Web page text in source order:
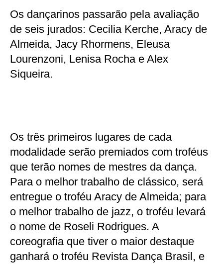
Os dançarinos passarão pela avaliação
de seis jurados: Cecilia Kerche, Aracy de
Almeida, Jacy Rhormens, Eleusa
Lourenzoni, Lenisa Rocha e Alex
Siqueira.
Os três primeiros lugares de cada
modalidade serão premiados com troféus
que terão nomes de mestres da dança.
Para o melhor trabalho de clássico, será
entregue o troféu Aracy de Almeida; para
o melhor trabalho de jazz, o troféu levará
o nome de Roseli Rodrigues. A
coreografia que tiver o maior destaque
ganhará o troféu Revista Dança Brasil, e